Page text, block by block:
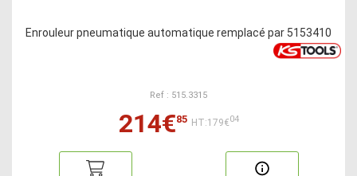
Enrouleur pneumatique automatique remplacé par 5153410
Ref : 515.3315
214€85 HT:179€04